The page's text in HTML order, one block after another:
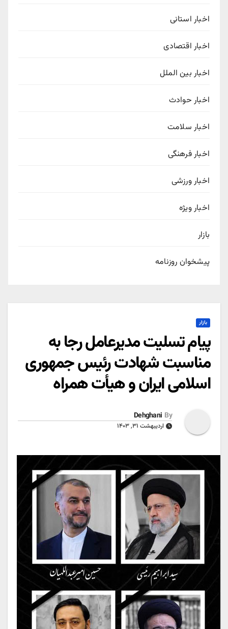
اخبار استانی
اخبار اقتصادی
اخبار بین الملل
اخبار حوادث
اخبار سلامت
اخبار فرهنگی
اخبار ورزشی
اخبار ویژه
بازار
پیشخوان روزنامه
بازار
پیام تسلیت مدیرعامل رجا به
مناسبت شهادت رئیس جمهوری
اسلامی ایران و هیأت همراه
By
Dehghani
اردیبهشت ۳۱, ۱۴۰۳